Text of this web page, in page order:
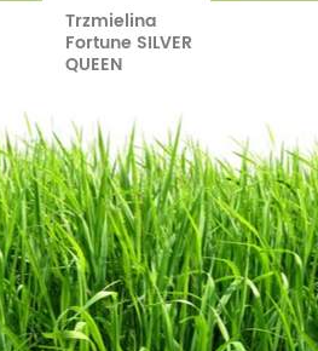
Trzmielina
Fortune SILVER
QUEEN